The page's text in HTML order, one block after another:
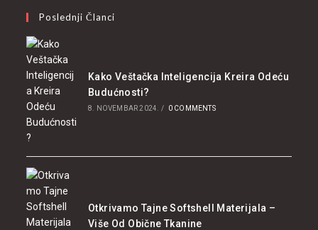
Poslednji Članci
Kako Veštačka Inteligencija Kreira Odeću
Budućnosti?
8. NOVEMBAR 2024. / 0 COMMENTS
Otkrivamo Tajne Softshell Materijala –
Više Od Obične Tkanine